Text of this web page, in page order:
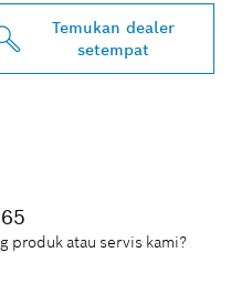
Temukan dealer
setempat
produk atau servis kami?